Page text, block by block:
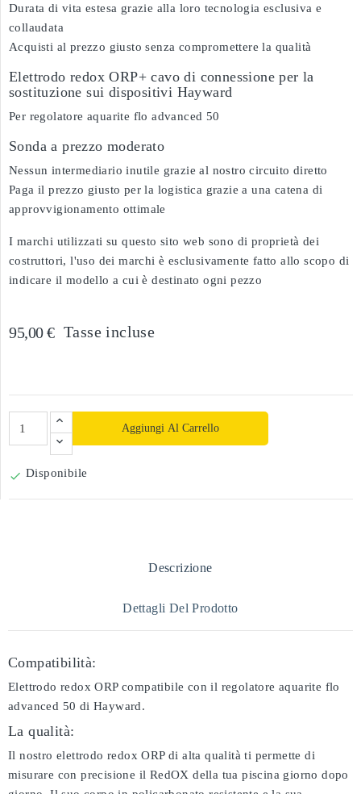
Durata di vita estesa grazie alla loro tecnologia esclusiva e
collaudata
Acquisti al prezzo giusto senza compromettere la qualità
Elettrodo redox ORP+ cavo di connessione per la
sostituzione sui dispositivi Hayward
Per regolatore aquarite flo advanced 50
Sonda a prezzo moderato
Nessun intermediario inutile grazie al nostro circuito diretto
Paga il prezzo giusto per la logistica grazie a una catena di
approvvigionamento ottimale
I marchi utilizzati su questo sito web sono di proprietà dei
costruttori, l'uso dei marchi è esclusivamente fatto allo scopo di
indicare il modello a cui è destinato ogni pezzo
95,00 € Tasse incluse
Aggiungi Al Carrello
 Disponibile
Descrizione
Dettagli Del Prodotto
Compatibilità:
Elettrodo redox ORP compatibile con il regolatore aquarite flo
advanced 50 di Hayward.
La qualità:
Il nostro elettrodo redox ORP di alta qualità ti permette di
misurare con precisione il RedOX della tua piscina giorno dopo